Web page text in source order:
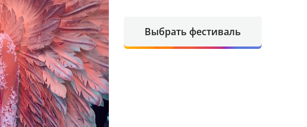
Выбрать фестиваль